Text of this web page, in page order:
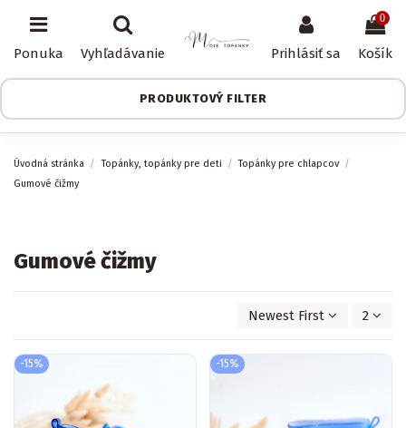
Ponuka Vyhľadávanie Prihlásiť sa
0
Košík
PRODUKTOVÝ FILTER
Úvodná stránka Topánky, topánky pre deti
Topánky pre chlapcov
Gumové čižmy
Gumové čižmy
Newest First 2
-15% -15%